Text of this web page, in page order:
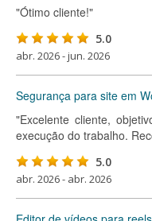
"Ótimo cliente!"
5.0
abr. 2026 - jun. 2026
Segurança para site em
"Excelente cliente,
execução do trabalho.
5.0
abr. 2026 - abr. 2026